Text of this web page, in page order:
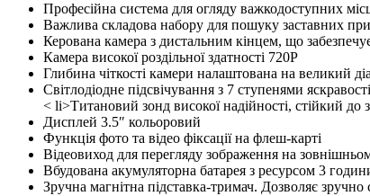
Професійна система для огляду важкодоступних
Важлива складова набору для пошуку заставних
Керована камера з дистальним кінцем, що
Камера високої роздільної здатності 720P
Глибина чіткості камери налаштована на великий
Світлодіодне підсвічування з 7 ступенями яскравості
< li>Титановий зонд високої надійності, стійкий до
Дисплей 3.5″ кольоровий
Функція фото та відео фіксації на флеш-карті
Відеовиход для перегляду зображення на
Вбудована акумуляторна батарея з ресурсом 3
Зручна магнітна підставка-тримач. Дозволяє